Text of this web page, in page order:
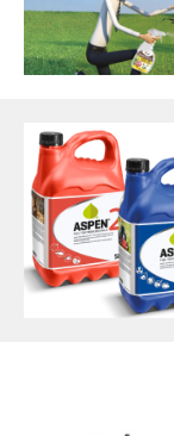
CUCINA
FARFALLE
PICCOLO
STORIE DEI
CONSERVE